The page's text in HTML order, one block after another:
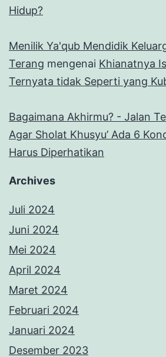
Hidup?
Menilik Ya'qub Mendidik
Terang mengenai Khianatnya
Ternyata tidak Seperti yang
Bagaimana Akhirmu? - Jalan
Agar Sholat Khusyu’ Ada 6
Harus Diperhatikan
Archives
Juli 2024
Juni 2024
Mei 2024
April 2024
Maret 2024
Februari 2024
Januari 2024
Desember 2023